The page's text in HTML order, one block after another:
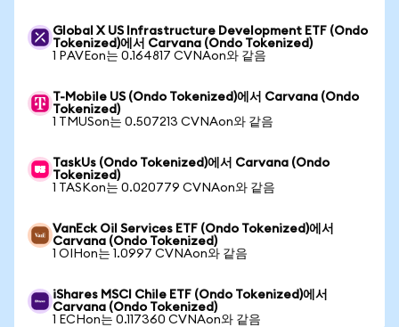
Global X US Infrastructure Development ETF (Ondo
Tokenized)에서 Carvana (Ondo Tokenized)
1 PAVEon는 0.164817 CVNAon와 같음
T-Mobile US (Ondo Tokenized)에서 Carvana (Ondo
Tokenized)
1 TMUSon는 0.507213 CVNAon와 같음
TaskUs (Ondo Tokenized)에서 Carvana (Ondo
Tokenized)
1 TASKon는 0.020779 CVNAon와 같음
VanEck Oil Services ETF (Ondo Tokenized)에서
Carvana (Ondo Tokenized)
1 OIHon는 1.0997 CVNAon와 같음
iShares MSCI Chile ETF (Ondo Tokenized)에서
Carvana (Ondo Tokenized)
1 ECHon는 0.117360 CVNAon와 같음